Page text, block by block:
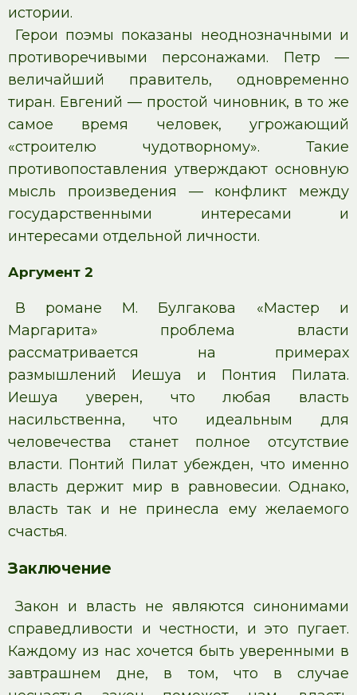
истории.
Герои поэмы показаны неоднозначными и
противоречивыми персонажами. Петр —
величайший правитель, одновременно
тиран. Евгений — простой чиновник, в то же
самое время человек, угрожающий
«строителю чудотворному». Такие
противопоставления утверждают основную
мысль произведения — конфликт между
государственными интересами и
интересами отдельной личности.
Аргумент 2
В романе М. Булгакова «Мастер и
Маргарита» проблема власти
рассматривается на примерах
размышлений Иешуа и Понтия Пилата.
Иешуа уверен, что любая власть
насильственна, что идеальным для
человечества станет полное отсутствие
власти. Понтий Пилат убежден, что именно
власть держит мир в равновесии. Однако,
власть так и не принесла ему желаемого
счастья.
Заключение
Закон и власть не являются синонимами
справедливости и честности, и это пугает.
Каждому из нас хочется быть уверенными в
завтрашнем дне, в том, что в случае